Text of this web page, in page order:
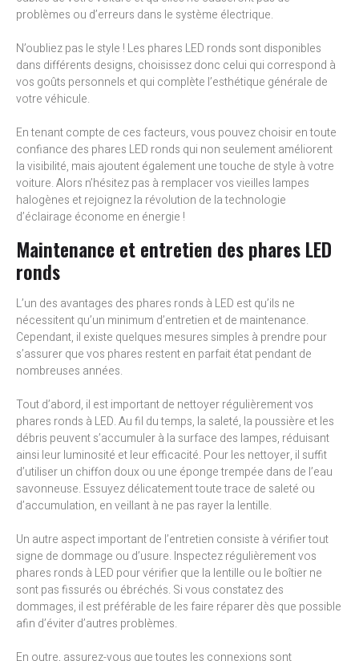
problèmes ou d’erreurs dans le système électrique.
N’oubliez pas le style ! Les phares LED ronds sont disponibles
dans différents designs, choisissez donc celui qui correspond à
vos goûts personnels et qui complète l’esthétique générale de
votre véhicule.
En tenant compte de ces facteurs, vous pouvez choisir en toute
confiance des phares LED ronds qui non seulement améliorent
la visibilité, mais ajoutent également une touche de style à votre
voiture. Alors n’hésitez pas à remplacer vos vieilles lampes
halogènes et rejoignez la révolution de la technologie
d’éclairage économe en énergie !
Maintenance et entretien des phares LED
ronds
L’un des avantages des phares ronds à LED est qu’ils ne
nécessitent qu’un minimum d’entretien et de maintenance.
Cependant, il existe quelques mesures simples à prendre pour
s’assurer que vos phares restent en parfait état pendant de
nombreuses années.
Tout d’abord, il est important de nettoyer régulièrement vos
phares ronds à LED. Au fil du temps, la saleté, la poussière et les
débris peuvent s’accumuler à la surface des lampes, réduisant
ainsi leur luminosité et leur efficacité. Pour les nettoyer, il suffit
d’utiliser un chiffon doux ou une éponge trempée dans de l’eau
savonneuse. Essuyez délicatement toute trace de saleté ou
d’accumulation, en veillant à ne pas rayer la lentille.
Un autre aspect important de l’entretien consiste à vérifier tout
signe de dommage ou d’usure. Inspectez régulièrement vos
phares ronds à LED pour vérifier que la lentille ou le boîtier ne
sont pas fissurés ou ébréchés. Si vous constatez des
dommages, il est préférable de les faire réparer dès que possible
afin d’éviter d’autres problèmes.
En outre, assurez-vous que toutes les connexions sont